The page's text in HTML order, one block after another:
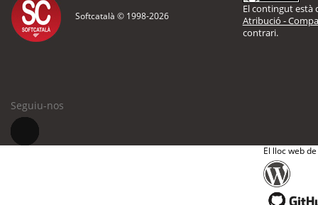
Softcatalà © 1998-2026
El contingut està
Atribució -
contrari.
Seguiu-nos
El lloc web